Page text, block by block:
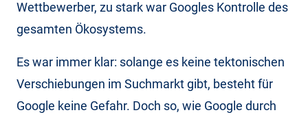
Wettbewerber, zu stark war Googles Kontrolle des
gesamten Ökosystems.
Es war immer klar: solange es keine tektonischen
Verschiebungen im Suchmarkt gibt, besteht für
Google keine Gefahr. Doch so, wie Google durch